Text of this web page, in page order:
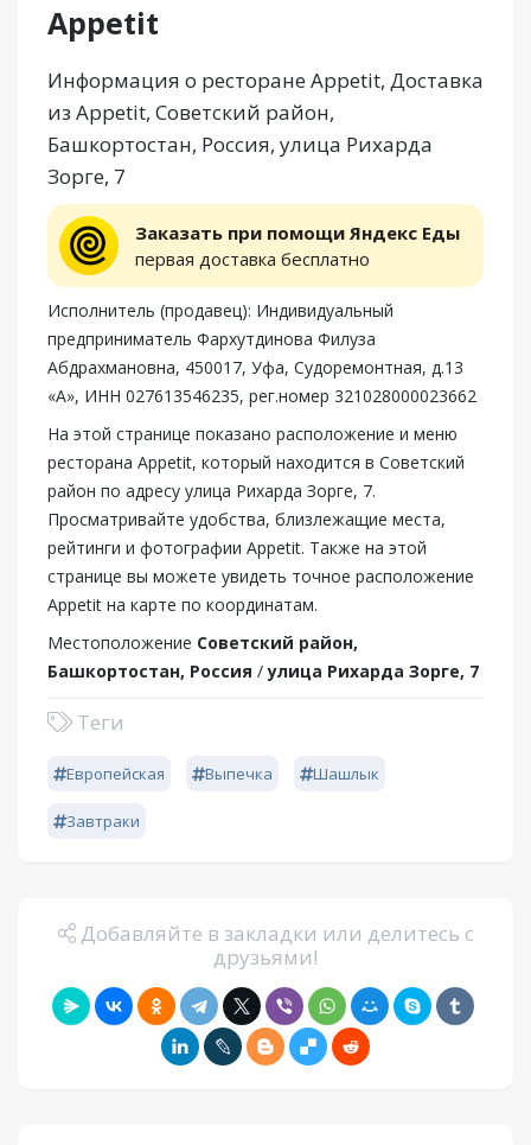
Appetit
Информация о ресторане Appetit, Доставка
из Appetit, Советский район,
Башкортостан, Россия, улица Рихарда
Зорге, 7
Заказать при помощи Яндекс Еды
первая доставка бесплатно
Исполнитель (продавец): Индивидуальный
предприниматель Фархутдинова Филуза
Абдрахмановна, 450017, Уфа, Судоремонтная, д.13
«А», ИНН 027613546235, рег.номер 321028000023662
На этой странице показано расположение и меню
ресторана Appetit, который находится в Советский
район по адресу улица Рихарда Зорге, 7.
Просматривайте удобства, близлежащие места,
рейтинги и фотографии Appetit. Также на этой
странице вы можете увидеть точное расположение
Appetit на карте по координатам.
Местоположение Советский район,
Башкортостан, Россия /улица Рихарда Зорге, 7
Теги
Европейская Выпечка Шашлык
Завтраки
Добавляйте в закладки или делитесь с
друзьями!